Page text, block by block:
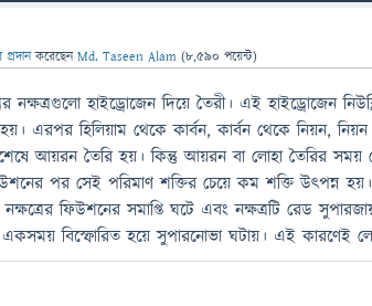
প্রদান করেছেনMd. Taseen Alam (8,590 পয়েন্ট)
নক্ষত্রগুলো হাইড্রোজেন দিয়ে তৈরী। এই হাইড্রোজেন
এরপর হিলিয়াম থেকে কার্বন, কার্বন থেকে নিয়ন,
আয়রন তৈরি হয়। কিন্তু আয়রন বা লোহা তৈরির সময়
পর সেই পরিমাণ শক্তির চেয়ে কম শক্তি উৎপন্ন
ফিউশনের সমাপ্তি ঘটে এবং নক্ষত্রটি রেড
একসময় বিস্ফোরিত হয়ে সুপারনোভা ঘটায়। এই কারণেই